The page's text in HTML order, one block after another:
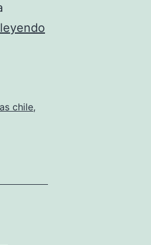
chile,